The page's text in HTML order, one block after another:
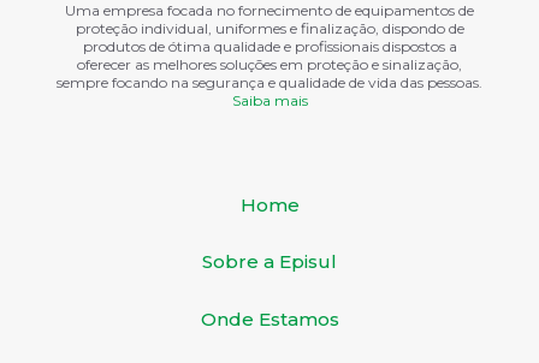
Uma empresa focada no fornecimento de equipamentos de
proteção individual, uniformes e finalização, dispondo de
produtos de ótima qualidade e profissionais dispostos a
oferecer as melhores soluções em proteção e sinalização,
sempre focando na segurança e qualidade de vida das pessoas.
Saiba mais
Home
Sobre a Episul
Onde Estamos